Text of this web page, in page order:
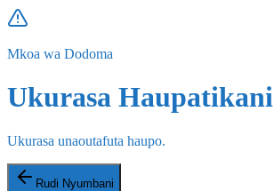
Mkoa wa Dodoma
Ukurasa Haupatikani
Ukurasa unaoutafuta haupo.
Rudi Nyumbani